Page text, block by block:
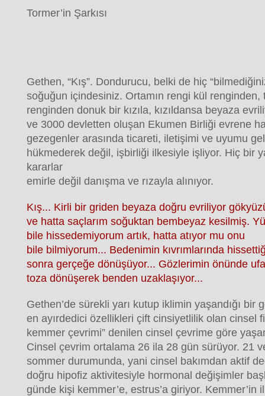
Tormer’in Şarkısı
Gethen, “Kış”. Dondurucu, belki de hiç
soğuğun içindesiniz. Ortamın rengi kül
renginden donuk bir kızıla, kızıldansa beyaza
ve 3000 devletten oluşan Ekumen Birliği evrene
gezegenler arasında ticareti, iletişimi ve uyumu
hükmederek değil, işbirliği ilkesiyle işliyor. Hiç bir
kararlar
emirle değil danışma ve rızayla alınıyor.
Kış... Kirli bir griden beyaza doğru evriliyor
ve hatta saçlarım soğuktan bembeyaz kesilmiş.
bile hissedemiyorum artık, hatta atıyor mu onu
bile bilmiyorum... Bedenimin kıvrımlarında
sonra gerçeğe dönüşüyor... Gözlerimin önünde
toza dönüşerek benden uzaklaşıyor...
Gethen’de sürekli yarı kutup iklimin yaşandığı bir
en ayırdedici özellikleri çift cinsiyetlilik olan cinsel
kemmer çevrimi” denilen cinsel çevrime göre
Cinsel çevrim ortalama 26 ila 28 gün sürüyor. 21
sommer durumunda, yani cinsel bakımdan aktif
doğru hipofiz aktivitesiyle hormonal değişimler
günde kişi kemmer’e, estrus’a giriyor. Kemmer’in